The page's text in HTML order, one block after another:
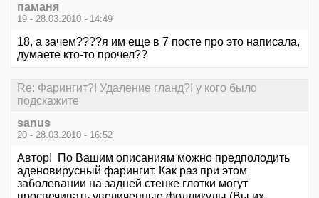
паманя
19 - 28.03.2010 - 14:49
18, а зачем????я им еще в 7 посте про это написала,
думаете кто-то прочел??
Re: Фарингит?! Удаление гланд?! у кого было
подскажите
sanus
20 - 28.03.2010 - 16:52
Автор! По Вашим описаниям можно предполодить
аденовирусный фарингит. Как раз при этом
заболевании на задней стенке глотки могут